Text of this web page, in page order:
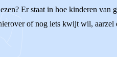
Er staat in hoe kinderen van
of nog iets kwijt wil, aarzel